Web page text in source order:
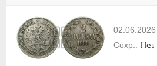
02.06.2026
Нет